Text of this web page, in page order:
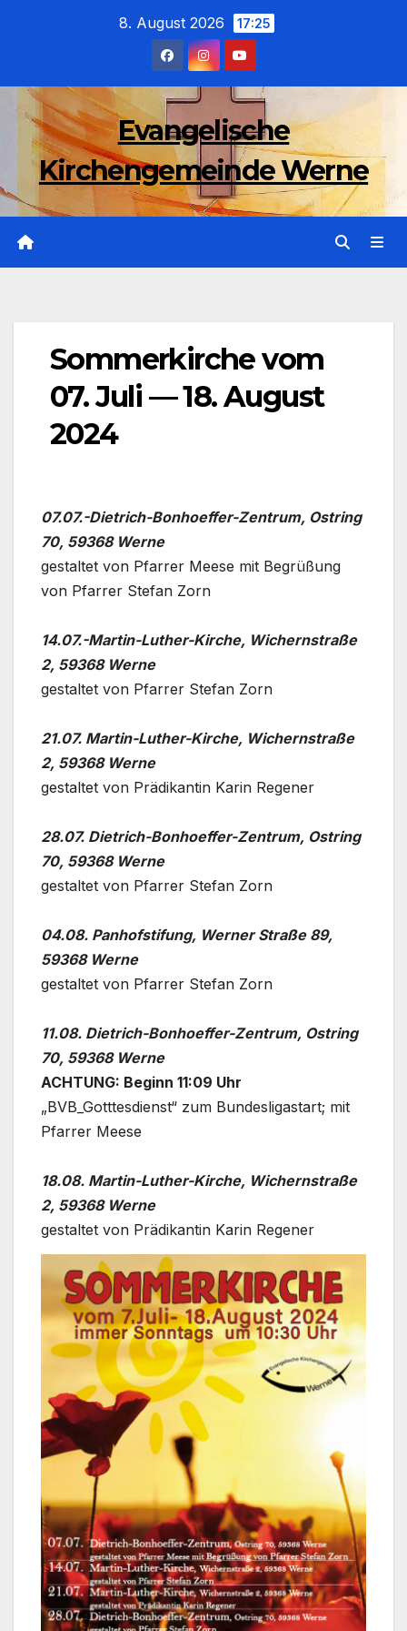
8. August 2026 17:25
Evangelische
Kirchengemeinde Werne
Sommerkirche vom
07. Juli — 18. August
2024
07.07.-Dietrich-Bonhoeffer-Zentrum, Ost­ring
70, 59368 Wer­ne
gestal­tet von Pfar­rer Mee­se mit Begrü­ßung
von Pfar­rer Ste­fan Zorn
14.07.-Martin-Luther-Kirche, Wichern­stra­ße
2, 59368 Wer­ne
gestal­tet von Pfar­rer Ste­fan Zorn
21.07. Martin-Luther-Kirche, Wichern­stra­ße
2, 59368 Wer­ne
gestal­tet von Prä­di­kan­tin Karin Rege­ner
28.07. Dietrich-Bonhoeffer-Zentrum, Ost­ring
70, 59368 Wer­ne
gestal­tet von Pfar­rer Ste­fan Zorn
04.08. Pan­hof­sti­fung, Wer­ner Stra­ße 89,
59368 Wer­ne
gestal­tet von Pfar­rer Ste­fan Zorn
11.08. Dietrich-Bonhoeffer-Zentrum, Ost­ring
70, 59368 Wer­ne
ACHTUNG: Beginn 11:09 Uhr
„BVB_Gotttesdienst“ zum Bun­des­li­ga­start; mit
Pfar­rer Mee­se
18.08. Martin-Luther-Kirche, Wichern­stra­ße
2, 59368 Wer­ne
gestal­tet von Prä­di­kan­tin Karin Rege­ner